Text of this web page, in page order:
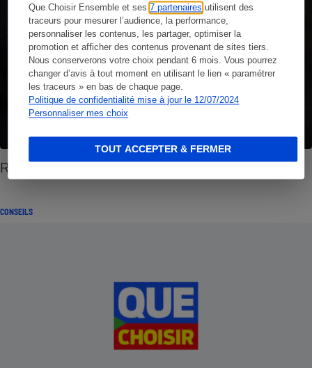
Que Choisir Ensemble et ses7 partenaires utilisent des
traceurs pour mesurer l’audience, la performance,
personnaliser les contenus, les partager, optimiser la
promotion et afficher des contenus provenant de sites tiers.
Nous conserverons votre choix pendant 6 mois. Vous pourrez
changer d’avis à tout moment en utilisant le lien « paramétrer
les traceurs » en bas de chaque page.
Politique de confidentialité mise à jour le 12/07/2024
Personnaliser mes choix
TOUT ACCEPTER & FERMER
Réforme des retraites - Ce qui vous attend
CONSEILS